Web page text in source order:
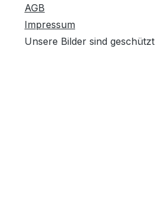
AGB
Impressum
Unsere Bilder sind geschützt